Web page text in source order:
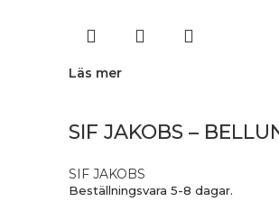
Läs mer
SIF JAKOBS –
SIF JAKOBS
Beställningsvara 5-8 dagar.